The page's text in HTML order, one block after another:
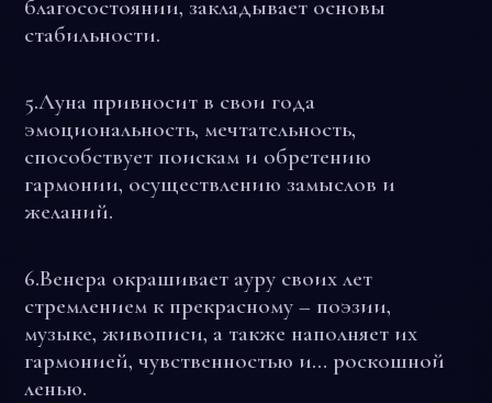
благосостоянии, закладывает основы
стабильности.
5.Луна привносит в свои года
эмоциональность, мечтательность,
способствует поискам и обретению
гармонии, осуществлению замыслов и
желаний.
6.Венера окрашивает ауру своих лет
стремлением к прекрасному – поэзии,
музыке, живописи, а также наполняет их
гармонией, чувственностью и… роскошной
ленью.